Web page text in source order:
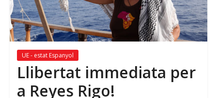
UE - estat Espanyol
Llibertat immediata per
a Reyes Rigo!